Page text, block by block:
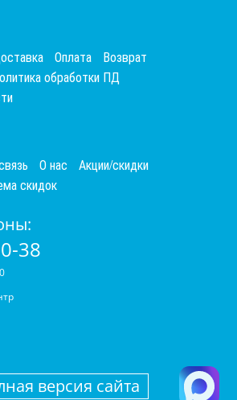
Оплата
Возврат
обработки ПД
О нас
Акции/скидки
скидок
38
версия сайта